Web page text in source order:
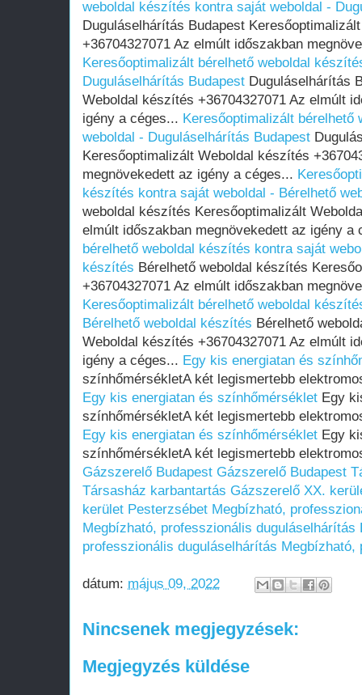
weboldal készítés kontra saját weboldal -
Duguláselhárítás Budapest
+36704327071 Az elmúlt időszakban
Keresőoptimalizált bérelhető weboldal
Duguláselhárítás Budapest Duguláselhárítás
Weboldal készítés +36704327071 Az elmúlt
igény a céges... Keresőoptimalizált
weboldal - Duguláselhárítás Budapest
Keresőoptimalizált Weboldal készítés
megnövekedett az igény a céges...
készítés kontra saját weboldal - Bérelhető
weboldal készítés Keresőoptimalizált
elmúlt időszakban megnövekedett az igény a
bérelhető weboldal készítés kontra saját
készítés Bérelhető weboldal készítés
+36704327071 Az elmúlt időszakban
Keresőoptimalizált bérelhető weboldal
Bérelhető weboldal készítés Bérelhető
Weboldal készítés +36704327071 Az elmúlt
igény a céges... Egy kis energiatan és
színhőmérsékletA két legismertebb
Egy kis energiatan és színhőmérséklet Egy
színhőmérsékletA két legismertebb
Egy kis energiatan és színhőmérséklet Egy
színhőmérsékletA két legismertebb
Gázszerelő Budapest Gázszerelő Budapest
Társasház karbantartás Gázszerelő XX.
kerület Pesterzsébet Megbízható,
Megbízható, professzionális duguláselhárítás
professzionális duguláselhárítás Megbízható,
dátum: május 09, 2022
Nincsenek megjegyzések:
Megjegyzés küldése